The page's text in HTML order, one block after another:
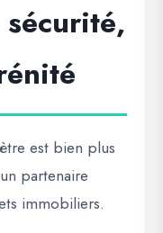
est bien plus
partenaire
immobiliers.